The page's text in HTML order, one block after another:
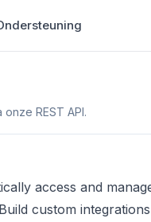
REST API.
access and
custom